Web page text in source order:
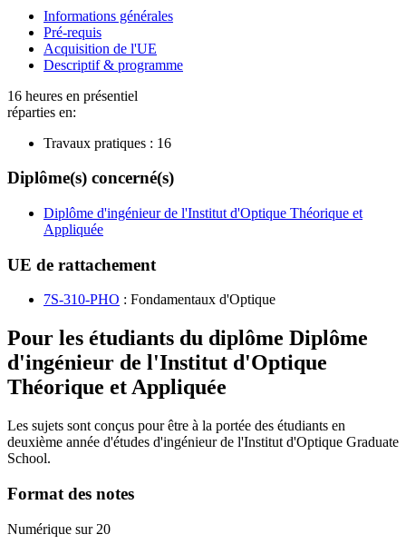
Informations générales
Pré-requis
Acquisition de l'UE
Descriptif & programme
16 heures en présentiel
réparties en:
Travaux pratiques : 16
Diplôme(s) concerné(s)
Diplôme d'ingénieur de l'Institut d'Optique Théorique et
Appliquée
UE de rattachement
7S-310-PHO : Fondamentaux d'Optique
Pour les étudiants du diplôme Diplôme
d'ingénieur de l'Institut d'Optique
Théorique et Appliquée
Les sujets sont conçus pour être à la portée des étudiants en
deuxième année d'études d'ingénieur de l'Institut d'Optique Graduate
School.
Format des notes
Numérique sur 20